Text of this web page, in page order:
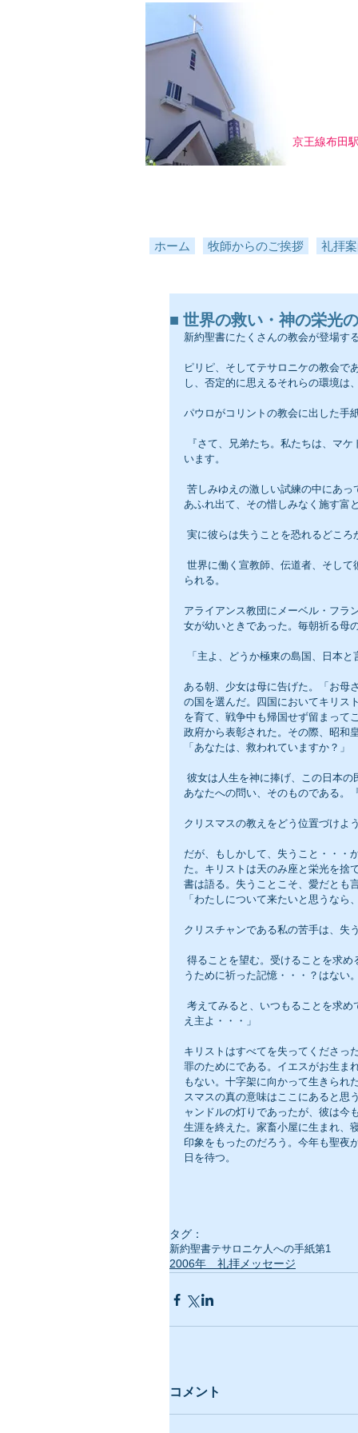
京王線布田
ホーム 牧師からのご挨拶 礼拝
■ 世界の救い・神の栄光
新約聖書にたくさんの教会が登場す
ピリピ、そしてテサロニケの教会で
し、否定的に思えるそれらの環境は
パウロがコリントの教会に出した手
います。
あふれ出て、その惜しみなく施す富
実に彼らは失うことを恐れるどころ
られる。
アライアンス教団にメーベル・フラ
女が幼いときであった。毎朝祈る母
「主よ、どうか極東の島国、日本
ある朝、少女は母に告げた。「お母
の国を選んだ。四国においてキリス
を育て、戦争中も帰国せず留まって
政府から表彰された。その際、昭和
「あなたは、救われていますか？」
あなたへの問い、そのものである。
クリスマスの教えをどう位置づけよ
だが、もしかして、失うこと・・・
た。キリストは天のみ座と栄光を捨
書は語る。失うことこそ、愛だとも
「わたしについて来たいと思うなら
クリスチャンである私の苦手は、失
うために祈った記憶・・・？はない
え主よ・・・」
キリストはすべてを失ってくださっ
罪のためにである。イエスがお生ま
もない。十字架に向かって生きられ
スマスの真の意味はここにあると思
ャンドルの灯りであったが、彼は今
生涯を終えた。家畜小屋に生まれ、
印象をもったのだろう。今年も聖夜
日を待つ。
タグ：
新約聖書テサロニケ人への手紙第1
2006年 礼拝メッセージ
コメント